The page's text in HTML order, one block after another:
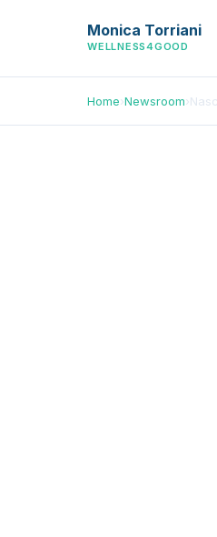
Monica Torriani
WELLNESS4GOOD
Home›Newsroom›